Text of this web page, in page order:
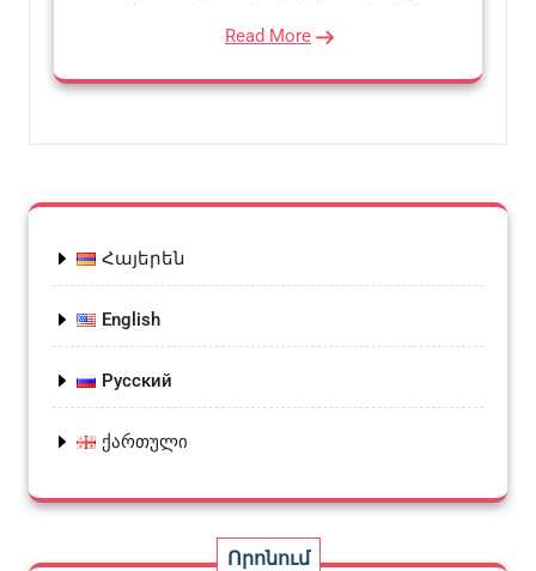
Read More
Հայերեն
English
Русский
ქართული
Որոնում